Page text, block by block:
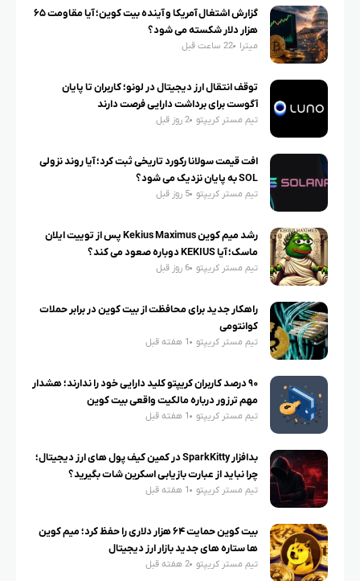
گزارش اشتغال آمریکا و آینده بیت کوین؛ آیا مقاومت ۶۵
هزار دلار شکسته می شود؟
میترا 22 ساعت قبل
توقف انتقال ارز دیجیتال در لونو؛ کاربران تا پایان
آگوست برای برداشت دارایی فرصت دارند
تیم مستر کریپتو 2 روز قبل
افت قیمت سولانا رکورد تاریخی ثبت کرد؛ آیا روند نزولی
SOL به پایان نزدیک می شود؟
تیم مستر کریپتو 5 روز قبل
رشد میم کوین Kekius Maximus پس از توییت ایلان
ماسک؛ آیا KEKIUS دوباره صعود می کند؟
تیم مستر کریپتو 6 روز قبل
راهکار جدید برای محافظت از بیت کوین در برابر حملات
کوانتومی
تیم مستر کریپتو 1 هفته قبل
۹۰ درصد کاربران کریپتو کلید دارایی خود را ندارند؛ هشدار
مهم ترزور درباره مالکیت واقعی بیت کوین
تیم مستر کریپتو 1 هفته قبل
بدافزار SparkKitty در کمین کیف پول های ارز دیجیتال؛
چرا نباید از عبارت بازیابی اسکرین شات بگیرید؟
تیم مستر کریپتو 1 هفته قبل
بیت کوین حمایت ۶۴ هزار دلاری را حفظ کرد؛ میم کوین
ها ستاره های جدید بازار ارز دیجیتال
تیم مستر کریپتو 2 هفته قبل